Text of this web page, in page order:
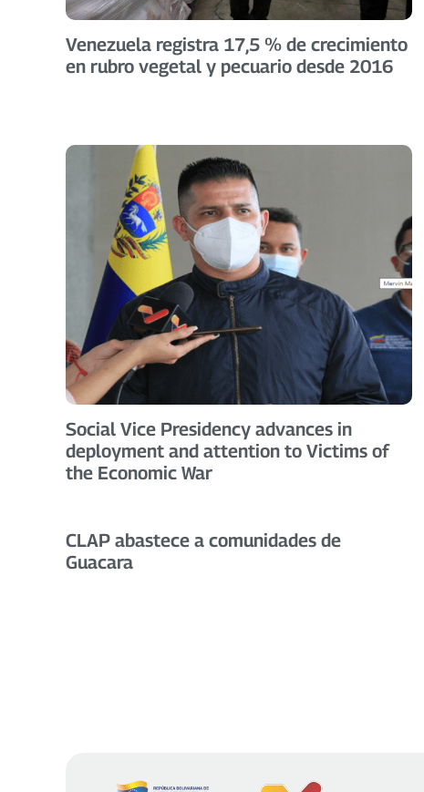
Venezuela registra 17,5 % de crecimiento
en rubro vegetal y pecuario desde 2016
Social Vice Presidency advances in
deployment and attention to Victims of
the Economic War
CLAP abastece a comunidades de
Guacara